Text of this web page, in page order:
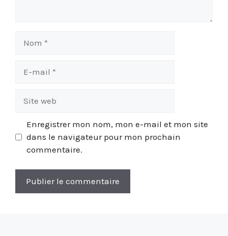
Enregistrer mon nom, mon e-mail et mon site
dans le navigateur pour mon prochain
commentaire.